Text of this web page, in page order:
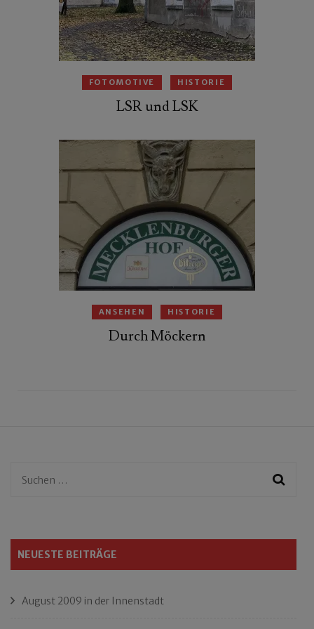
FOTOMOTIVE HISTORIE
LSR und LSK
ANSEHEN HISTORIE
Durch Möckern
Suchen
NEUESTE BEITRÄGE
August 2009 in der Innenstadt